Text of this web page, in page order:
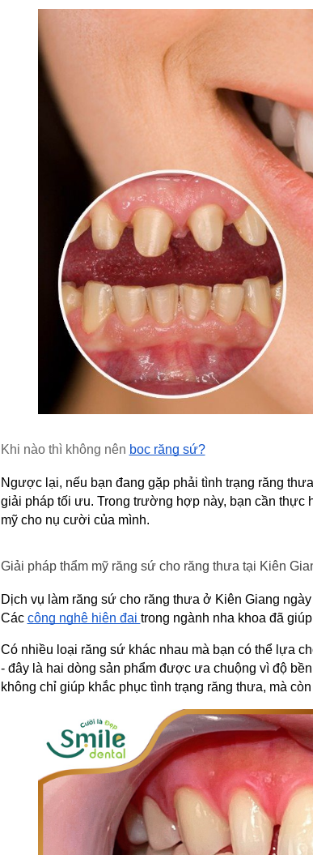
Khi nào thì không nên bọc răng sứ?
Ngược lại, nếu bạn đang gặp phải tình trạng răng
giải pháp tối ưu. Trong trường hợp này, bạn cần thực
mỹ cho nụ cười của mình.
Giải pháp thẩm mỹ răng sứ cho răng thưa tại Kiên
Dịch vụ làm răng sứ cho răng thưa ở Kiên Giang
Các công nghệ hiện đại trong ngành nha khoa đã
Có nhiều loại răng sứ khác nhau mà bạn có thể lựa
- đây là hai dòng sản phẩm được ưa chuộng vì độ
không chỉ giúp khắc phục tình trạng răng thưa, mà